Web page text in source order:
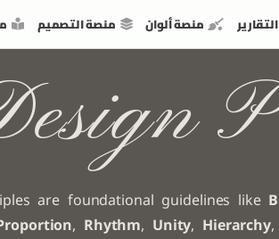
منصة ألوان منصة التصميم
are foundational guidelines like
, Rhythm, Unity, Hierarchy,